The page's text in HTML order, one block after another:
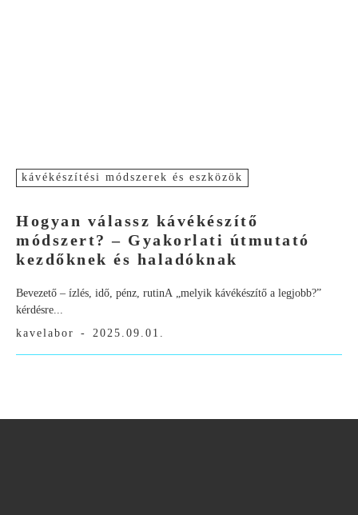
kávékészítési módszerek és eszközök
Hogyan válassz kávékészítő
módszert? – Gyakorlati útmutató
kezdőknek és haladóknak
Bevezető – ízlés, idő, pénz, rutinA „melyik kávékészítő a legjobb?”
kérdésre...
kavelabor
- 2025.09.01.